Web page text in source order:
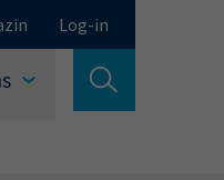
Log-in
verlassen